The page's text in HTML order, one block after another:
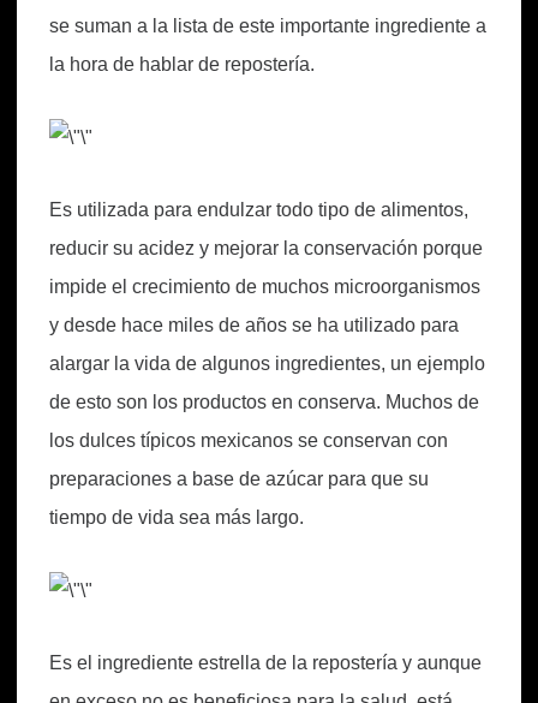
se suman a la lista de este importante ingrediente a
la hora de hablar de repostería.
Es utilizada para endulzar todo tipo de alimentos,
reducir su acidez y mejorar la conservación porque
impide el crecimiento de muchos microorganismos
y desde hace miles de años se ha utilizado para
alargar la vida de algunos ingredientes, un ejemplo
de esto son los productos en conserva. Muchos de
los dulces típicos mexicanos se conservan con
preparaciones a base de azúcar para que su
tiempo de vida sea más largo.
Es el ingrediente estrella de la repostería y aunque